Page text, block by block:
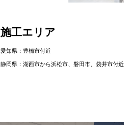
施工エリア
愛知県：豊橋市付近
静岡県：湖⻄市から浜松市、磐⽥市、袋井市付近